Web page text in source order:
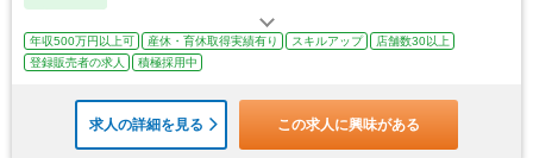
年収500万円以上可 産休・育休取得実績有り スキルアップ
店舗数30以上
登録販売者の求人
積極採用中
求人の詳細を見る この求人に興味がある